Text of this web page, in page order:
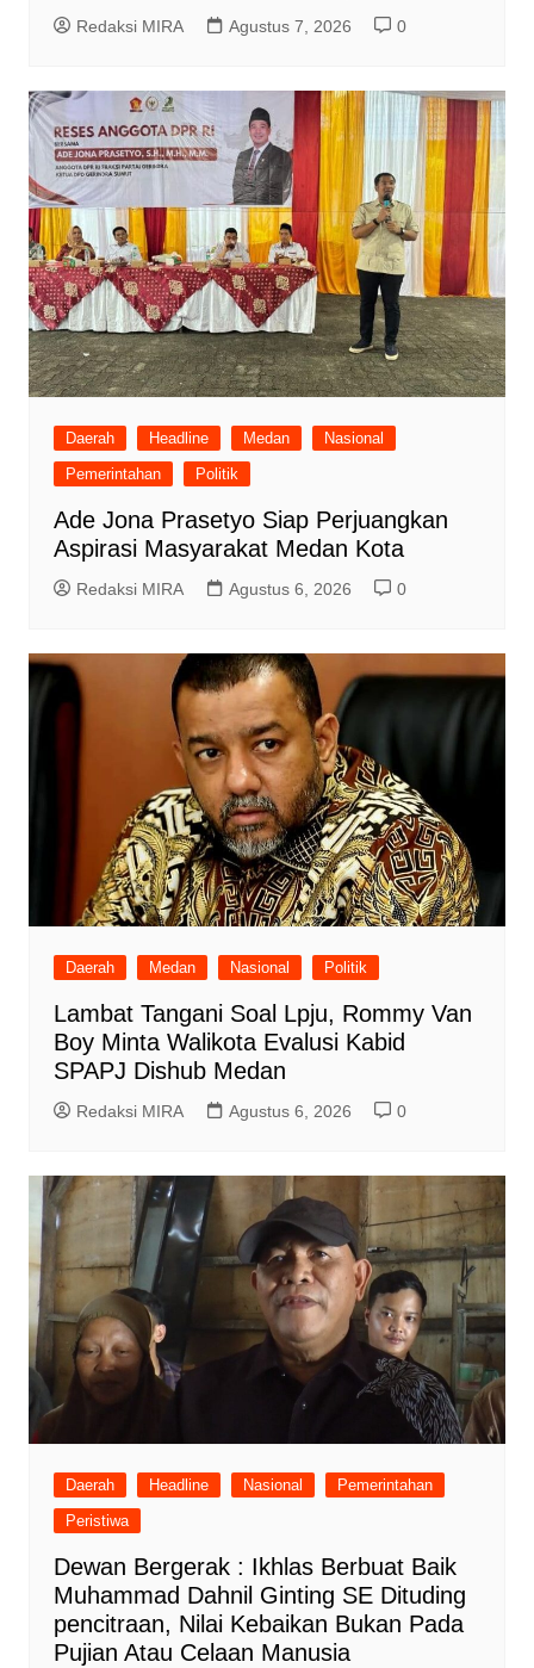
Redaksi MIRA Agustus 7, 2026 0
Daerah Headline Medan
Nasional
Pemerintahan
Politik
Ade Jona Prasetyo Siap Perjuangkan
Aspirasi Masyarakat Medan Kota
Redaksi MIRA Agustus 6, 2026 0
Daerah Medan Nasional Politik
Lambat Tangani Soal Lpju, Rommy Van
Boy Minta Walikota Evalusi Kabid
SPAPJ Dishub Medan
Redaksi MIRA Agustus 6, 2026 0
Daerah Headline Nasional
Pemerintahan
Peristiwa
Dewan Bergerak : Ikhlas Berbuat Baik
Muhammad Dahnil Ginting SE Dituding
pencitraan, Nilai Kebaikan Bukan Pada
Pujian Atau Celaan Manusia